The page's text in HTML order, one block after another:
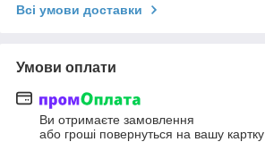
Всі умови доставки
Умови оплати
Ви отримаєте замовлення
або гроші повернуться на вашу картку